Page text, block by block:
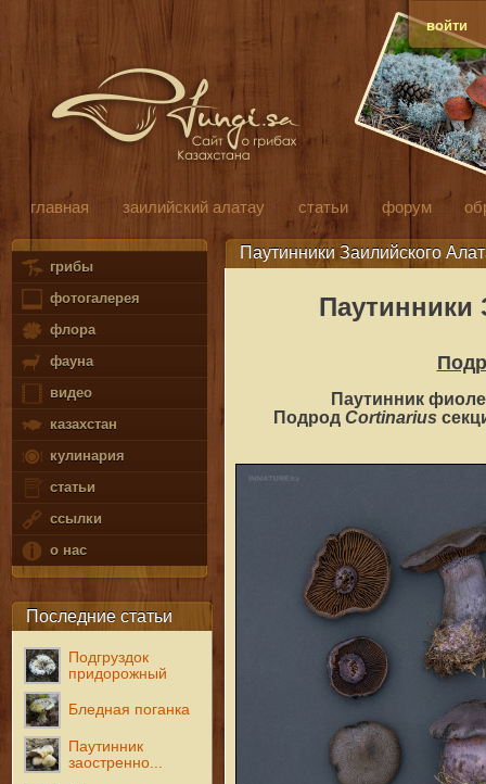
войти
главная заилийский алатау статьи форум
грибы
фотогалерея
флора
фауна
видео
казахстан
кулинария
статьи
ссылки
о нас
Последние статьи
Подгруздок
придорожный
Бледная поганка
Паутинник
заостренно...
Паутинники Заилийского
Паутинники
Паутинник
Подрод Cortinarius